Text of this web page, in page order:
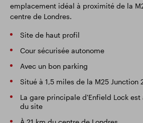
emplacement idéal à proximité de la
centre de Londres.
Site de haut profil
Cour sécurisée autonome
Avec un bon parking
Situé à 1,5 miles de la M25 Junction
La gare principale d'Enfield Lock
du site